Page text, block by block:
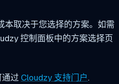
本取决于您选择的方案。如需
控制面板中的方案选择页
过 Cloudzy 支持门户.